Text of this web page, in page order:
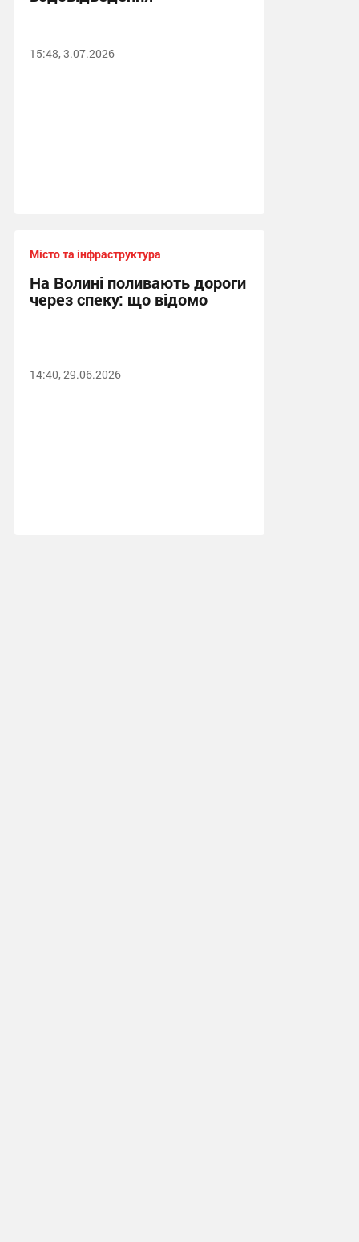
15:48, 3.07.2026
Місто та інфраструктура
На Волині поливають дороги
через спеку: що відомо
14:40, 29.06.2026